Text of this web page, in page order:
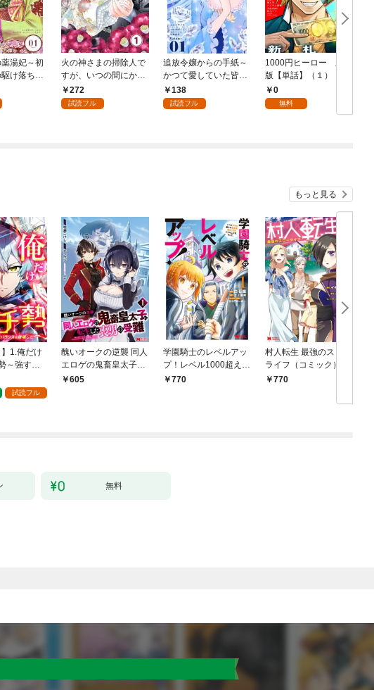
湯妃～初
け落ち先
～【単
火の神さまの掃除人で
すが、いつの間にか花
嫁として溺愛されてい
ます【単話】（１）
272
試読フル
追放令嬢からの手紙～
かつて愛していた皆さ
まへ 私のことなどお忘
れですか？～【単話】
138
試読フル
1000円ヒーロー 新札
版【単話】（１）
0
無料
もっと見る
】1.俺だけ
～強すぎ
ンスを破
試読フル
醜いオークの逆襲 同人
エロゲの鬼畜皇太子に
転生した喪男の受難
605
学園騎士のレベルアッ
プ！レベル1000超えの
転生者、落ちこぼれク
770
村人転生 最強のスロー
ライフ（コミック） 1
770
無料